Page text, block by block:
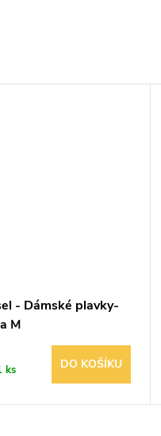
- Dámské plavky-
M
ks DO KOŠÍKU